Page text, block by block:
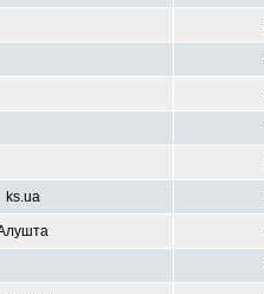
ks.ua